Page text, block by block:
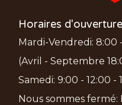
Horaires
Mardi-Vendredi: 8:00
(Avril - Septembre
Samedi: 9:00 - 12:00 -
Nous sommes